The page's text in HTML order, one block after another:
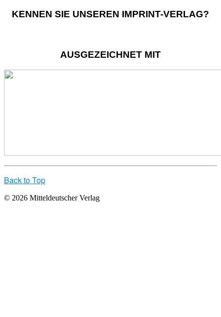
KENNEN SIE UNSEREN IMPRINT-VERLAG?
AUSGEZEICHNET MIT
Back to Top
© 2026 Mitteldeutscher Verlag